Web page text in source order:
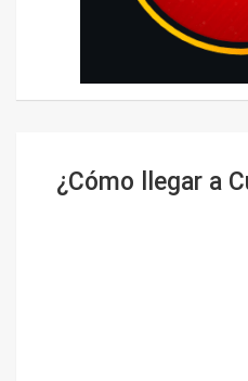
¿Cómo llegar a